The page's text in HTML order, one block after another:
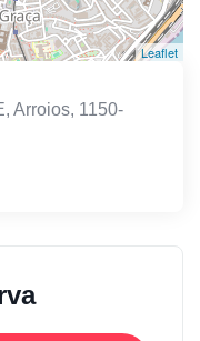
Leaflet
Arroios, 1150-